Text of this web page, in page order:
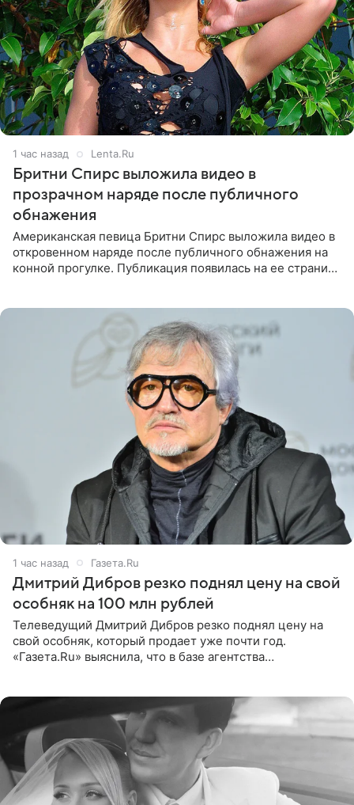
1 час назад Lenta.Ru
Бритни Спирс выложила видео в
прозрачном наряде после публичного
обнажения
Американская певица Бритни Спирс выложила видео в
откровенном наряде после публичного обнажения на
конной прогулке. Публикация появилась на ее странице
1 час назад Газета.Ru
Дмитрий Дибров резко поднял цену на свой
особняк на 100 млн рублей
Телеведущий Дмитрий Дибров резко поднял цену на
свой особняк, который продает уже почти год.
«Газета.Ru» выяснила, что в базе агентства